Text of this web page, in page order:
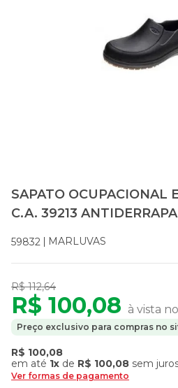
SAPATO OCUPACIONAL
C.A. 39213
59832 MARLUVAS
R$ 112,64
R$ 100,08 à vista
Preço exclusivo para compras no
R$ 100,08
em até 1x de R$ 100,08 sem
Ver formas de pagamento